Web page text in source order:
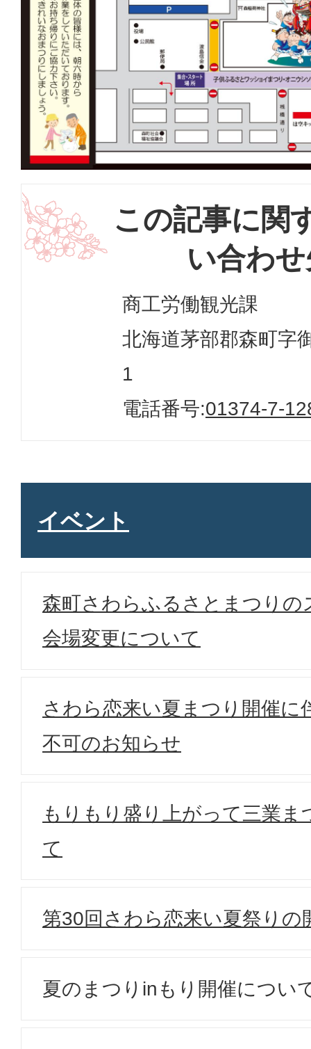
この記事に関
い合わ
商工労働観光課
北海道茅部郡森町字
1
電話番号:01374-7-
イベント
森町さわらふるさとまつりの
会場変更について
さわら恋来い夏まつり開催に
不可のお知らせ
もりもり盛り上がって三業ま
て
第30回さわら恋来い夏祭りの
夏のまつりinもり開催につい